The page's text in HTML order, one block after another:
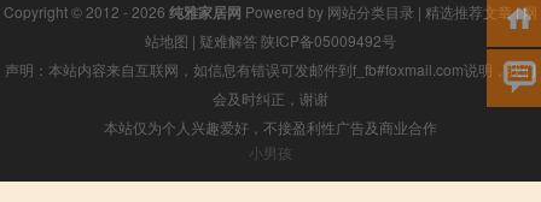
Copyright © 2012 - 2026 纯雅家居网 Powered by 网站分类目录 | 精选推荐文章|网
站地图 | 疑难解答 陕ICP备05009492号
声明：本站内容来自互联网，如信息有错误可发邮件到f_fb#foxmail.com说明，我们
会及时纠正，谢谢
本站仅为个人兴趣爱好，不接盈利性广告及商业合作
小男孩